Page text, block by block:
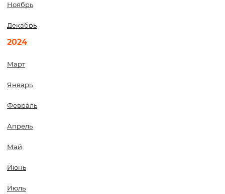
Ноябрь
Декабрь
2024
Март
Январь
Февраль
Апрель
Май
Июнь
Июль